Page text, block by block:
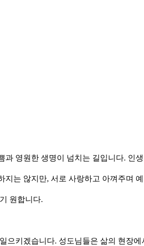
영원한 생명이 넘치는 길입니다. 인
는 않지만, 서로 사랑하고 아껴주며
원합니다.
키겠습니다. 성도님들은 삶의 현장에